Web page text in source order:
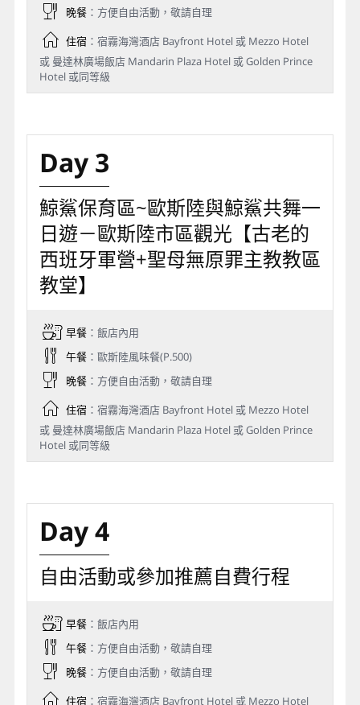
晚餐：方便自由活動，敬請自理
住宿：宿霧海灣酒店 Bayfront Hotel 或 Mezzo Hotel
或 曼達林廣場飯店 Mandarin Plaza Hotel 或 Golden Prince
Hotel 或同等級
Day 3
鯨鯊保育區~歐斯陸與鯨鯊共舞一
日遊－歐斯陸市區觀光【古老的
西班牙軍營+聖母無原罪主教教區
教堂】
早餐：飯店內用
午餐：歐斯陸風味餐(P.500)
晚餐：方便自由活動，敬請自理
住宿：宿霧海灣酒店 Bayfront Hotel 或 Mezzo Hotel
或 曼達林廣場飯店 Mandarin Plaza Hotel 或 Golden Prince
Hotel 或同等級
Day 4
自由活動或參加推薦自費行程
早餐：飯店內用
午餐：方便自由活動，敬請自理
晚餐：方便自由活動，敬請自理
住宿：宿霧海灣酒店 Bayfront Hotel 或 Mezzo Hotel